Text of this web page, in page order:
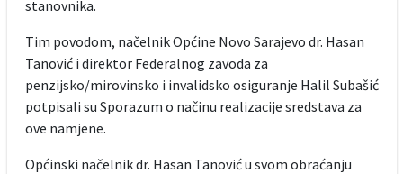
stanovnika.
Tim povodom, načelnik Općine Novo Sarajevo dr. Hasan
Tanović i direktor Federalnog zavoda za
penzijsko/mirovinsko i invalidsko osiguranje Halil Subašić
potpisali su Sporazum o načinu realizacije sredstava za
ove namjene.
Općinski načelnik dr. Hasan Tanović u svom obraćanju